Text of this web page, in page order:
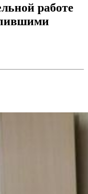
работе